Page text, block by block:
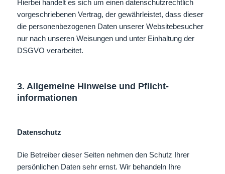
Hierbei handelt es sich um einen datenschutzrechtlich
vorgeschriebenen Vertrag, der gewährleistet, dass dieser
die personenbezogenen Daten unserer Websitebesucher
nur nach unseren Weisungen und unter Einhaltung der
DSGVO verarbeitet.
3. Allgemeine Hinweise und Pflicht­
informationen
Datenschutz
Die Betreiber dieser Seiten nehmen den Schutz Ihrer
persönlichen Daten sehr ernst. Wir behandeln Ihre